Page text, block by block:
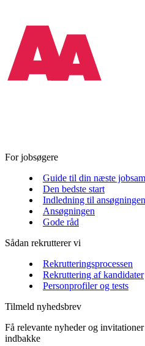
For jobsøgere
Guide til din næste
Den bedste start
Indledning til ansøgningen
Ansøgningen
Gode råd
Sådan rekrutterer vi
Rekrutteringsprocessen
Rekruttering af kandidater
Personprofiler og tests
Tilmeld nyhedsbrev
Få relevante nyheder og
indbakke